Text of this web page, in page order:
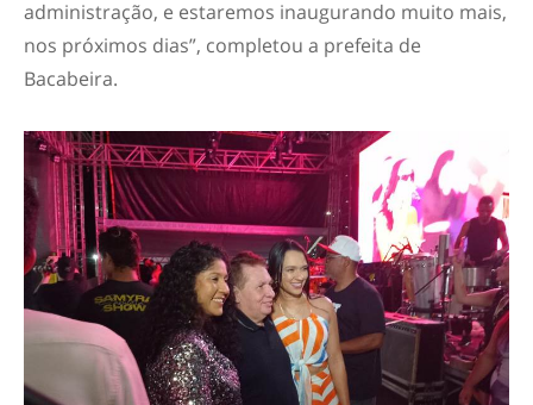
administração, e estaremos inaugurando muito mais,
nos próximos dias”, completou a prefeita de
Bacabeira.